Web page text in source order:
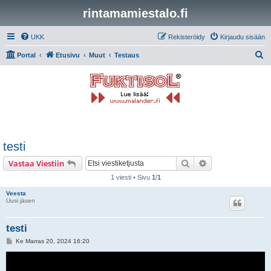
rintamamiestalo.fi
UKK Kirjaudu sisään
Rekisteröidy
Portal Etusivu Muut Testaus
testi
Vastaa Viestiin Etsi
1 viesti • Sivu 1/1
Veesta
Uusi jäsen
testi
VKe Marras 20, 2024 16:20